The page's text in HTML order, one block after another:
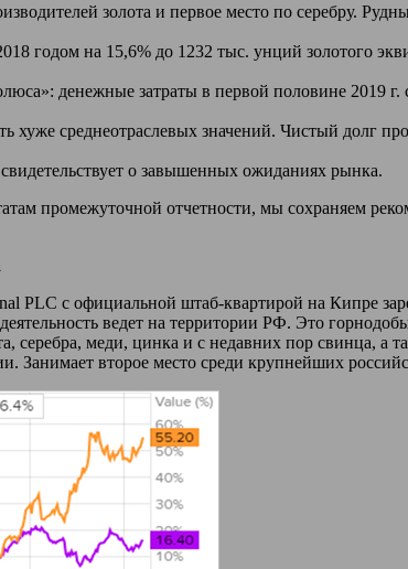
золота и первое место по серебру.
годом на 15,6% до 1232 тыс. унций золотого
денежные затраты в первой половине 2019
среднеотраслевых значений. Чистый долг
о завышенных ожиданиях рынка.
промежуточной отчетности, мы сохраняем
PLC с официальной штаб-квартирой на Кипре
ведет на территории РФ. Это
серебра, меди, цинка и с недавних пор свинца, а
Занимает второе место среди крупнейших